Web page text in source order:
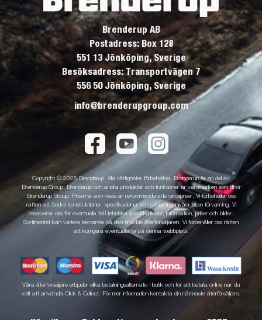
Brenderup AB
Postadress: Box 128
551 13 Jönköping, Sverige
Besöksadress: Transportvägen 7
556 50 Jönköping, Sverige
info@brenderupgroup.com
Copyright © 2025 Brenderup. Alla rättigheter förbehållna. Brenderup är en del av
Brenderup Group. Brenderup och andra produkter och funktioner är varumärken som tillhör
Brenderup Group. Priserna som visas är rekommenderade cirkapriser. Vi förbehåller oss
rätten att ändra konstruktioner, specifikationer och utrustningsnivåer utan förvarning. Vi
reserverar oss för eventuella fel i tekniska specifikationer, information, priser och bilder.
Sortimentet kan variera beroende på den enskilde återförsäljaren. Vi förbehåller oss rätten
att korrigera eventuella fel på denna webbplats.
Våra återförsäljare erbjuder olika betalningsalternativ i butik och för att betala online när du
valt att använda Click & Collect. För mer information kontakta din närmaste återförsäljare.